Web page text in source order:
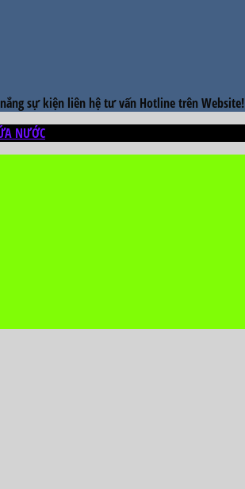
sự kiện liên hệ tư vấn Hotline trên Website!
NƯỚC